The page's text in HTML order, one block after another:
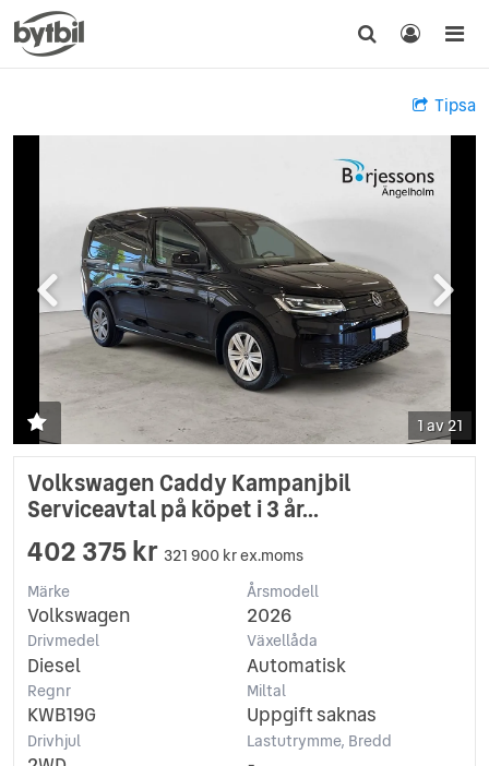
Tipsa
1 av 21
Volkswagen Caddy Kampanjbil
Serviceavtal på köpet i 3 år...
402 375 kr 321 900 kr ex.moms
Märke
Volkswagen
Årsmodell
2026
Drivmedel
Diesel
Växellåda
Automatisk
Regnr
KWB19G
Miltal
Uppgift saknas
Drivhjul Lastutrymme, Bredd